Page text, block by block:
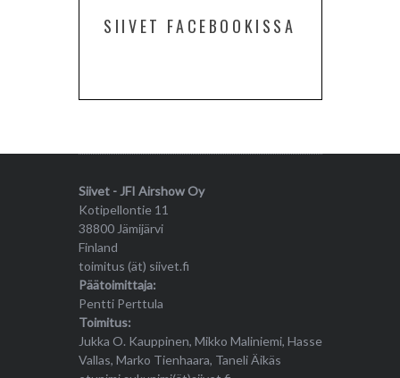
SIIVET FACEBOOKISSA
Siivet - JFI Airshow Oy
Kotipellontie 11
38800 Jämijärvi
Finland
toimitus (ät) siivet.fi
Päätoimittaja:
Pentti Perttula
Toimitus:
Jukka O. Kauppinen, Mikko Maliniemi, Hasse
Vallas, Marko Tienhaara, Taneli Äikäs